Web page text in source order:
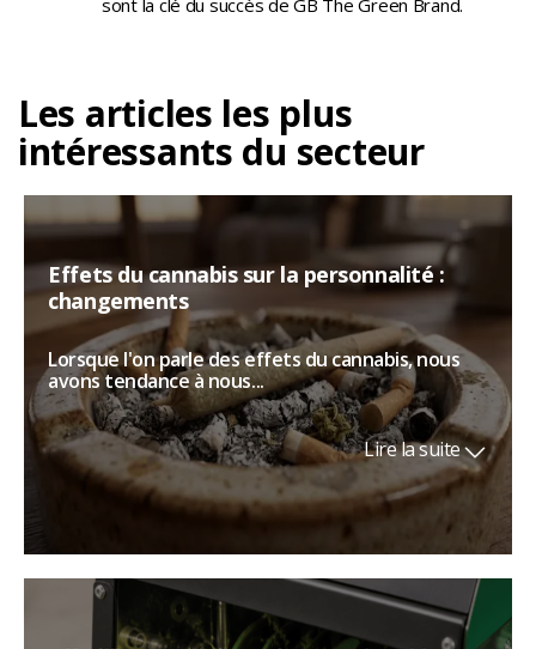
Les articles les plus
intéressants du secteur
Effets du cannabis sur la personnalité :
changements
Lorsque l'on parle des effets du cannabis, nous
avons tendance à nous...
Lire la suite